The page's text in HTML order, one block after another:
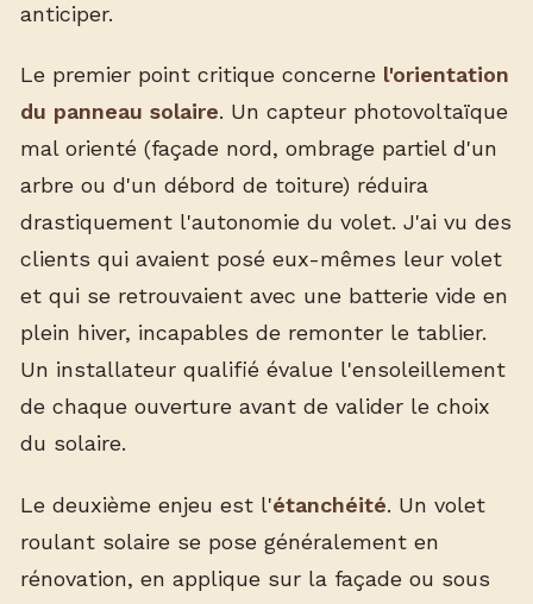
anticiper.
Le premier point critique concerne l'orientation
du panneau solaire. Un capteur photovoltaïque
mal orienté (façade nord, ombrage partiel d'un
arbre ou d'un débord de toiture) réduira
drastiquement l'autonomie du volet. J'ai vu des
clients qui avaient posé eux-mêmes leur volet
et qui se retrouvaient avec une batterie vide en
plein hiver, incapables de remonter le tablier.
Un installateur qualifié évalue l'ensoleillement
de chaque ouverture avant de valider le choix
du solaire.
Le deuxième enjeu est l'étanchéité. Un volet
roulant solaire se pose généralement en
rénovation, en applique sur la façade ou sous